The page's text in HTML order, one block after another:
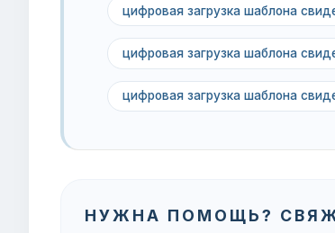
цифровая загрузка шаблона
цифровая загрузка шаблона
цифровая загрузка шаблона
НУЖНА ПОМОЩЬ?